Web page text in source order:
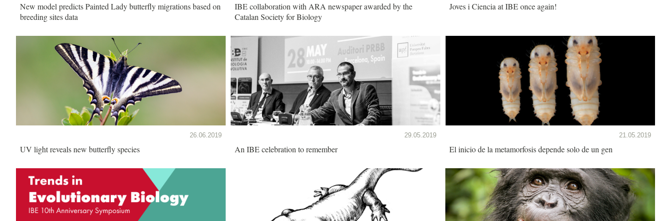
New model predicts Painted Lady butterfly migrations based on
breeding sites data
IBE collaboration with ARA newspaper awarded by the
Catalan Society for Biology
Joves i Ciencia at IBE once again!
26.06.2019
UV light reveals new butterfly species
29.05.2019
An IBE celebration to remember
21.05.2019
El inicio de la metamorfosis depende solo de un gen